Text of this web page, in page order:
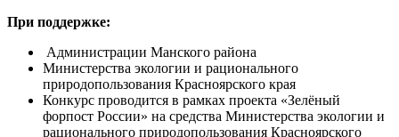
При поддержке:
Администрации Манского района
Министерства экологии и рационального
природопользования Красноярского края
Конкурс проводится в рамках проекта «Зелёный
форпост России» на средства Министерства экологии и
рационального природопользования Красноярского